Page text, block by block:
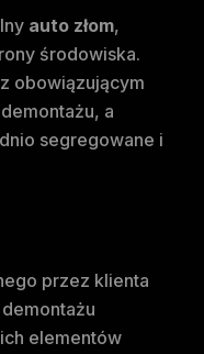
auto złom,
środowiska.
obowiązującym
a
segregowane i
przez klienta
elementów